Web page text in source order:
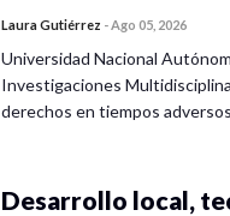
Laura Gutiérrez - Ago 05, 2026
Universidad Nacional
Investigaciones
derechos en tiempos
Desarrollo local,